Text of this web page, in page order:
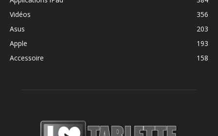
Vidéos
356
Asus
203
Apple
193
Accessoire
158